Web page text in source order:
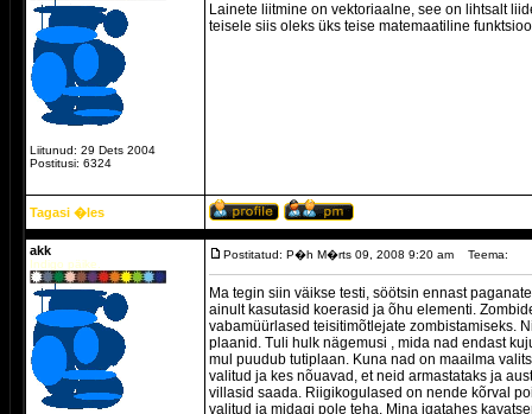
Liitunud: 29 Dets 2004
Postitusi: 6324
Lainete liitmine on vektoriaalne, see on lihtsalt
teisele siis oleks üks teise matemaatiline
Tagasi �les
akk
Indigo päike.
Postitatud: P�h M�rts 09, 2008 9:20 am Teema:
Ma tegin siin väikse testi, söötsin ennast
ainult kasutasid koerasid ja õhu elementi.
vabamüürlased teisitimõtlejate zombistamiseks.
plaanid. Tuli hulk nägemusi , mida nad endast
mul puudub tutiplaan. Kuna nad on maailma
valitud ja kes nõuavad, et neid armastataks ja
villasid saada. Riigikogulased on nende kõrval
valitud ja midagi pole teha. Mina igatahes